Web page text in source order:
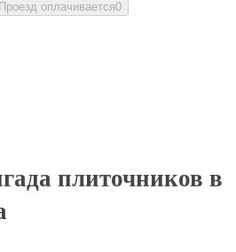
Проезд оплачивается0
плиточников в